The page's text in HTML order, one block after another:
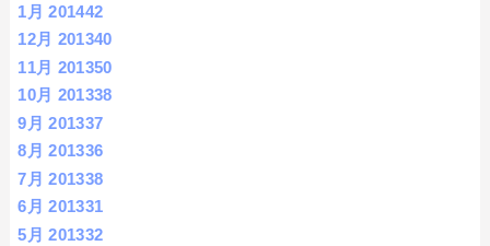
1月 201442
12月 201340
11月 201350
10月 201338
9月 201337
8月 201336
7月 201338
6月 201331
5月 201332